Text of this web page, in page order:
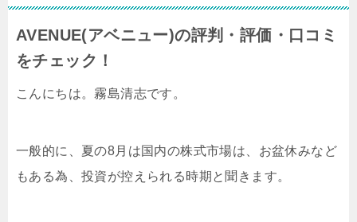
AVENUE(アベニュー)の評判・評価・口コミ
をチェック！
こんにちは。霧島清志です。
一般的に、夏の8月は国内の株式市場は、お盆休みなど
もある為、投資が控えられる時期と聞きます。